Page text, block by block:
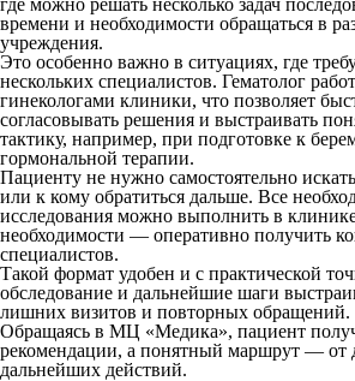
где можно решать несколько задач
времени и необходимости обращаться в
учреждения.
Это особенно важно в ситуациях, где
нескольких специалистов. Гематолог
гинекологами клиники, что позволяет
согласовывать решения и выстраивать
тактику, например, при подготовке к
гормональной терапии.
Пациенту не нужно самостоятельно
или к кому обратиться дальше. Все
исследования можно выполнить в
необходимости — оперативно получить
специалистов.
Такой формат удобен и с практической
обследование и дальнейшие шаги
лишних визитов и повторных обращений.
Обращаясь в МЦ «Медика», пациент
рекомендации, а понятный маршрут — от
дальнейших действий.